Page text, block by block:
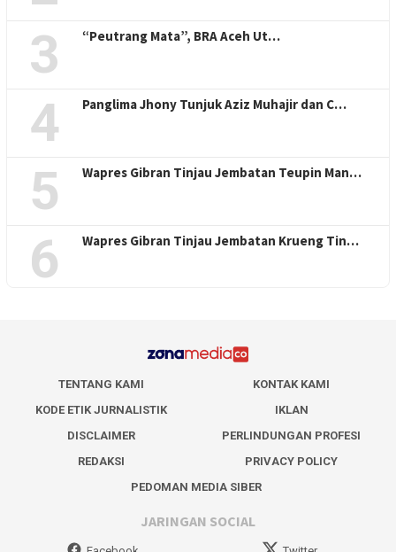
3 “Peutrang Mata”, BRA Aceh Ut…
4 Panglima Jhony Tunjuk Aziz Muhajir dan C…
5 Wapres Gibran Tinjau Jembatan Teupin Man…
6 Wapres Gibran Tinjau Jembatan Krueng Tin…
TENTANG KAMI
KONTAK KAMI
KODE ETIK JURNALISTIK
IKLAN
DISCLAIMER
PERLINDUNGAN PROFESI
REDAKSI
PRIVACY POLICY
PEDOMAN MEDIA SIBER
JARINGAN SOCIAL